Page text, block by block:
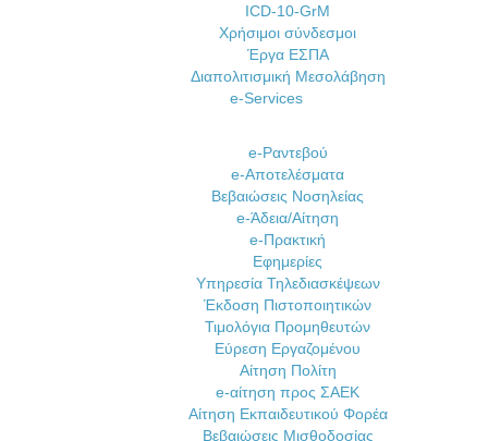
ICD-10-GrM
Χρήσιμοι σύνδεσμοι
Έργα ΕΣΠΑ
Διαπολιτισμική Μεσολάβηση
e-Services
e-Ραντεβού
e-Αποτελέσματα
Βεβαιώσεις Νοσηλείας
e-Άδεια/Αίτηση
e-Πρακτική
Εφημερίες
Υπηρεσία Τηλεδιασκέψεων
Έκδοση Πιστοποιητικών
Τιμολόγια Προμηθευτών
Εύρεση Εργαζομένου
Αίτηση Πολίτη
e-αίτηση προς ΣΑΕΚ
Αίτηση Εκπαιδευτικού Φορέα
Βεβαιώσεις Μισθοδοσίας